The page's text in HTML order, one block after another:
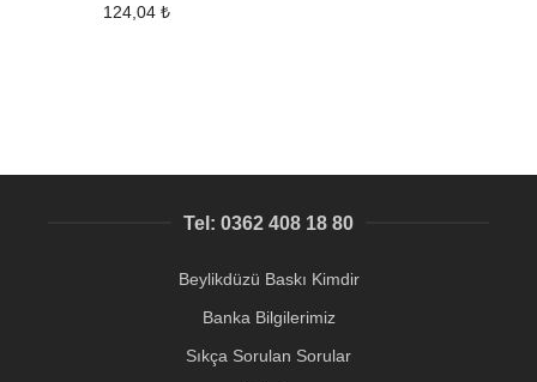
124,04 ₺
Tel: 0362 408 18 80
Beylikdüzü Baskı Kimdir
Banka Bilgilerimiz
Sıkça Sorulan Sorular